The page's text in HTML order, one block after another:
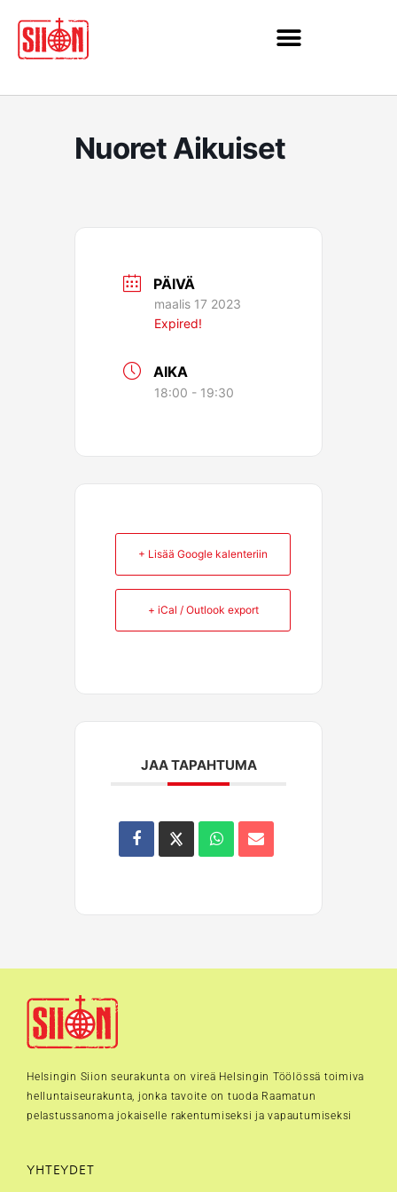
sisältöön
Nuoret Aikuiset
PÄIVÄ
maalis 17 2023
Expired!
AIKA
18:00 - 19:30
+ Lisää Google kalenteriin
+ iCal / Outlook export
JAA TAPAHTUMA
Helsingin Siion seurakunta on vireä Helsingin Töölössä toimiva
helluntaiseurakunta, jonka tavoite on tuoda Raamatun
pelastussanoma jokaiselle rakentumiseksi ja vapautumiseksi
YHTEYDET